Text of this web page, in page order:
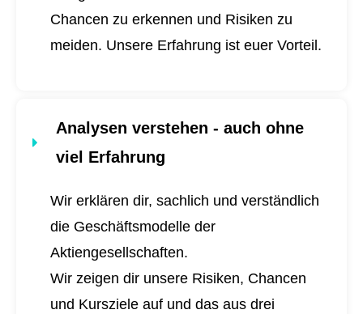
Chancen zu erkennen und Risiken zu
meiden. Unsere Erfahrung ist euer Vorteil.
Analysen verstehen - auch ohne
viel Erfahrung
Wir erklären dir, sachlich und verständlich
die Geschäftsmodelle der
Aktiengesellschaften.
Wir zeigen dir unsere Risiken, Chancen
und Kursziele auf und das aus drei